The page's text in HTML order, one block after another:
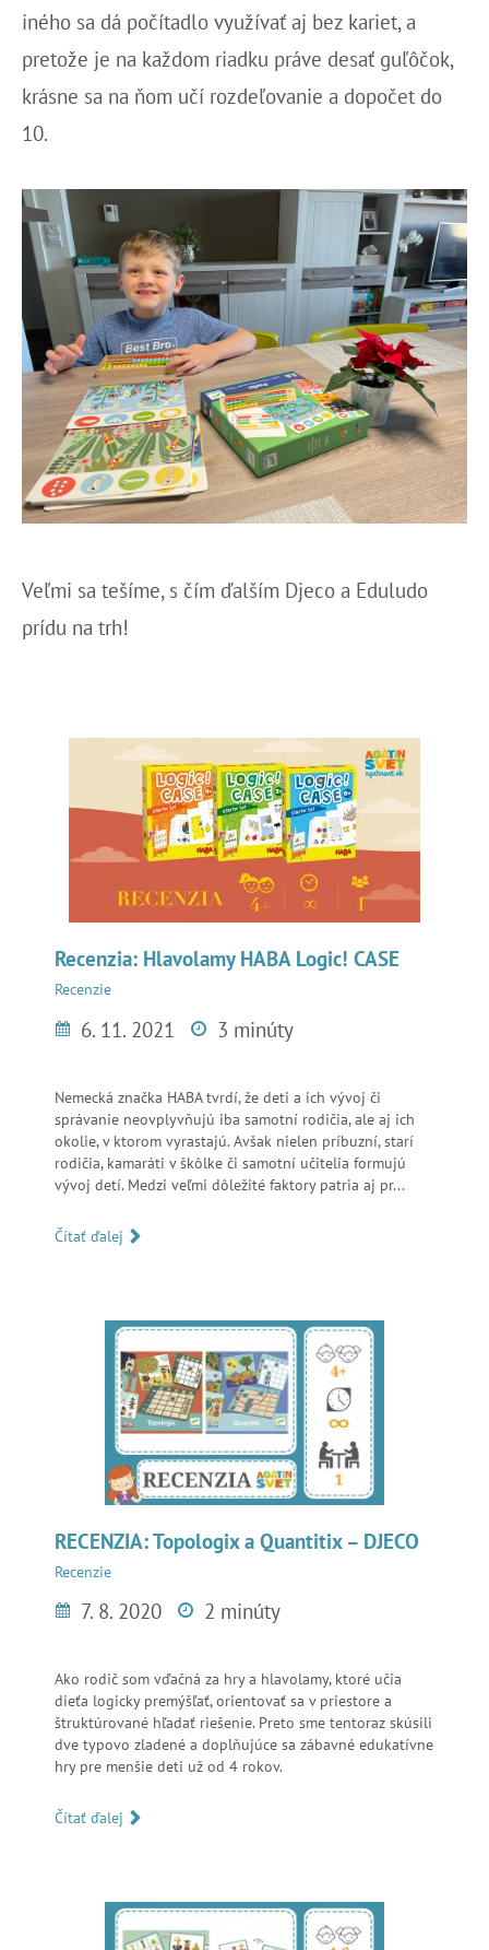
iného sa dá počítadlo využívať aj bez kariet, a
pretože je na každom riadku práve desať guľôčok,
krásne sa na ňom učí rozdeľovanie a dopočet do
10.
Veľmi sa tešíme, s čím ďalším Djeco a Eduludo
prídu na trh!
Recenzia: Hlavolamy HABA Logic! CASE
Recenzie
6. 11. 2021 3 minúty
Nemecká značka HABA tvrdí, že deti a ich vývoj či
správanie neovplyvňujú iba samotní rodičia, ale aj ich
okolie, v ktorom vyrastajú. Avšak nielen príbuzní, starí
rodičia, kamaráti v škôlke či samotní učitelia formujú
vývoj detí. Medzi veľmi dôležité faktory patria aj pr...
Čítať ďalej
RECENZIA: Topologix a Quantitix – DJECO
Recenzie
7. 8. 2020 2 minúty
Ako rodič som vďačná za hry a hlavolamy, ktoré učia
dieťa logicky premýšľať, orientovať sa v priestore a
štruktúrované hľadať riešenie. Preto sme tentoraz skúsili
dve typovo zladené a doplňujúce sa zábavné edukatívne
hry pre menšie deti už od 4 rokov.
Čítať ďalej